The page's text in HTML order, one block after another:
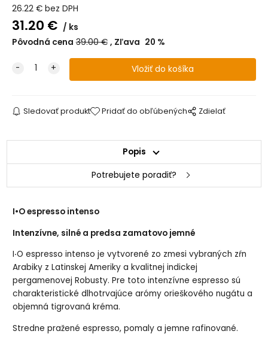
26.22€ bez DPH
31.20 €
ks
Pôvodná cena 39.00€ Zľava 20 %
Sledovať produkt Pridať do obľúbených Zdielať
Popis
Potrebujete poradiť?
I•O espresso intenso
Intenzívne, silné a predsa zamatovo jemné
I·O espresso intenso je vytvorené zo zmesi vybraných zŕn
Arabiky z Latinskej Ameriky a kvalitnej indickej
pergamenovej Robusty. Pre toto intenzívne espresso sú
charakteristické dlhotrvajúce arómy orieškového nugátu a
objemná tigrovaná kréma.
Stredne pražené espresso, pomaly a jemne rafinované.